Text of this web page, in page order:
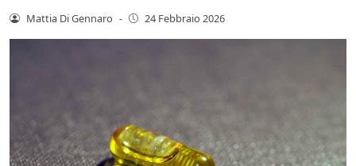
Mattia Di Gennaro - 24 Febbraio 2026